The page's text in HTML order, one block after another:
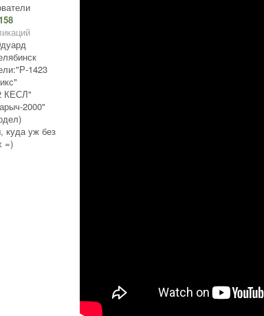
"Р-1423
КЕСЛ"
2000"
куда уж без
=)